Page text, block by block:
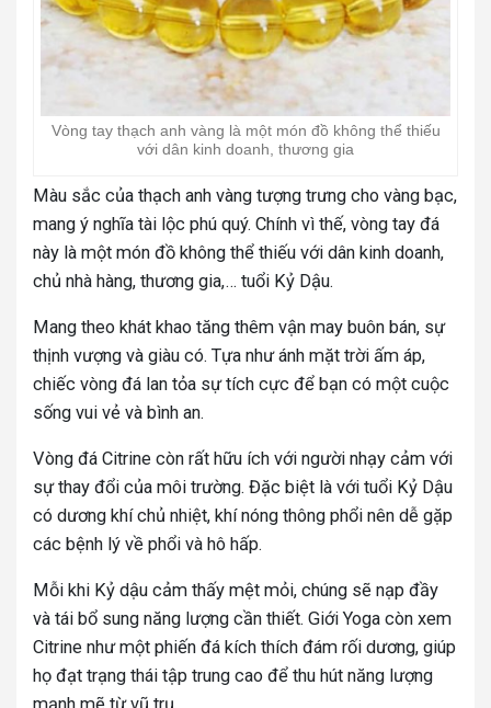
Vòng tay thạch anh vàng là một món đồ không thể thiếu
với dân kinh doanh, thương gia
Màu sắc của thạch anh vàng tượng trưng cho vàng bạc,
mang ý nghĩa tài lộc phú quý. Chính vì thế, vòng tay đá
này là một món đồ không thể thiếu với dân kinh doanh,
chủ nhà hàng, thương gia,… tuổi Kỷ Dậu.
Mang theo khát khao tăng thêm vận may buôn bán, sự
thịnh vượng và giàu có. Tựa như ánh mặt trời ấm áp,
chiếc vòng đá lan tỏa sự tích cực để bạn có một cuộc
sống vui vẻ và bình an.
Vòng đá Citrine còn rất hữu ích với người nhạy cảm với
sự thay đổi của môi trường. Đặc biệt là với tuổi Kỷ Dậu
có dương khí chủ nhiệt, khí nóng thông phổi nên dễ gặp
các bệnh lý về phổi và hô hấp.
Mỗi khi Kỷ dậu cảm thấy mệt mỏi, chúng sẽ nạp đầy
và tái bổ sung năng lượng cần thiết. Giới Yoga còn xem
Citrine như một phiến đá kích thích đám rối dương, giúp
họ đạt trạng thái tập trung cao để thu hút năng lượng